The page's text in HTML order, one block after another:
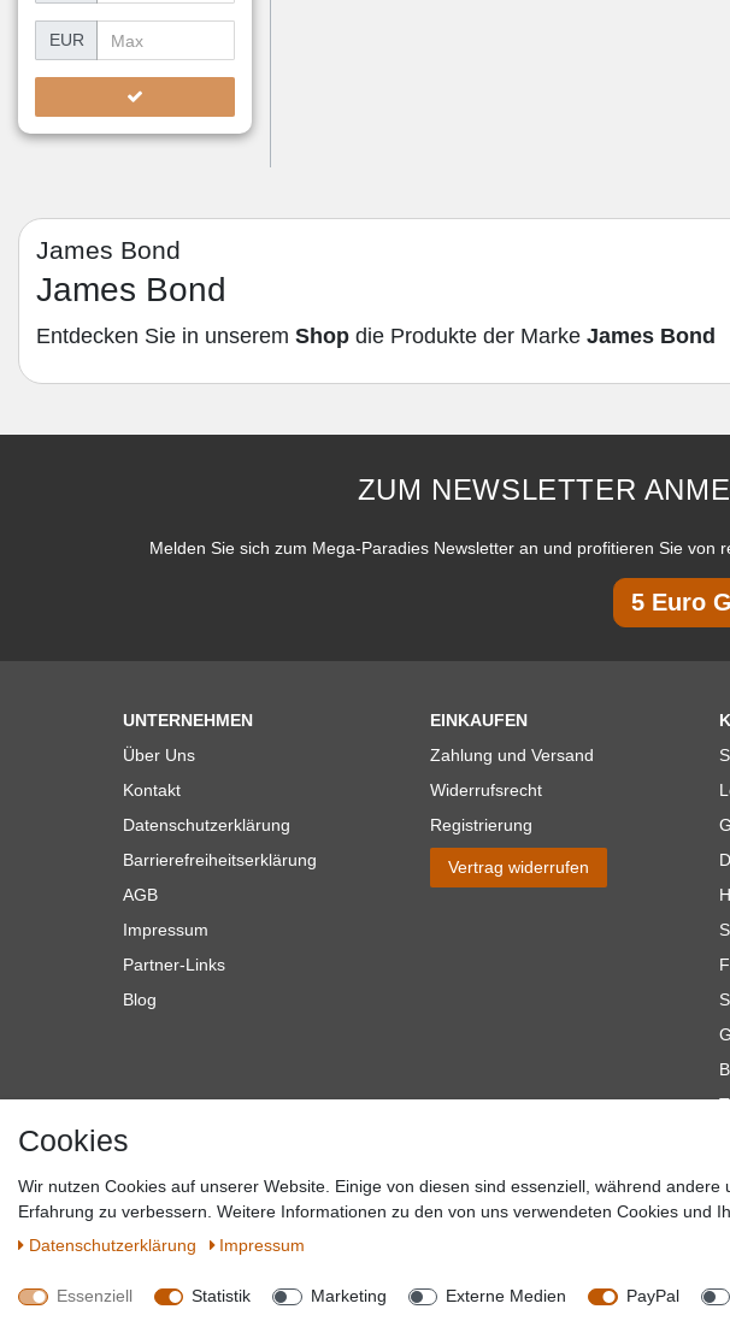
EUR
James Bond
James Bond
Entdecken Sie in unserem Shop die Produkte der Marke James Bond
ZUM NEWSLETTER
Melden Sie sich zum Mega-Paradies Newsletter an und profitieren Sie
5 Euro
UNTERNEHMEN
Über Uns
Kontakt
Datenschutzerklärung
Barrierefreiheitserklärung
AGB
Impressum
Partner-Links
Blog
EINKAUFEN
Zahlung und Versand
Widerrufsrecht
Registrierung
Vertrag widerrufen
*Alle Preise verstehen sich inkl. MwSt. zzgl. Versandkosten. **Gilt für Lieferungen innerhalb
Cookies
Wir nutzen Cookies auf unserer Website. Einige von diesen sind essenziell, während
Erfahrung zu verbessern. Weitere Informationen zu den von uns verwendeten Cookies und
Daten­schutz­erklärung
Impressum
Essenziell Statistik Marketing Externe Medien PayPal